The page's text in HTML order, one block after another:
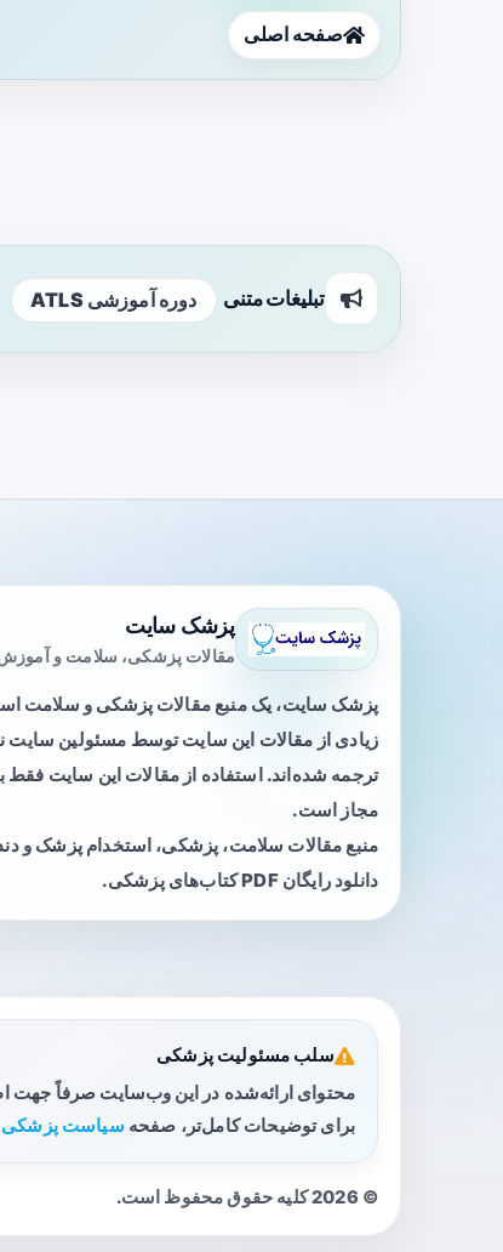
صفحه اصلی
تبلیغات متنی دوره آموزشی ATLS
پزشک سایت
مقالات پزشکی، سلامت و
پزشک سایت، یک منبع مقالات پزشکی و سلامت
زیادی از مقالات این سایت توسط مسئولین سایت
ترجمه شده‌اند. استفاده از مقالات این سایت فقط
مجاز است.
منبع مقالات سلامت، پزشکی، استخدام پزشک و
دانلود رایگان PDF کتاب‌های پزشکی.
سلب مسئولیت پزشکی
محتوای ارائه‌شده در این وب‌سایت صرفاً جهت
برای توضیحات کامل‌تر، صفحه سیاست پزشکی
© 2026 کلیه حقوق محفوظ است.